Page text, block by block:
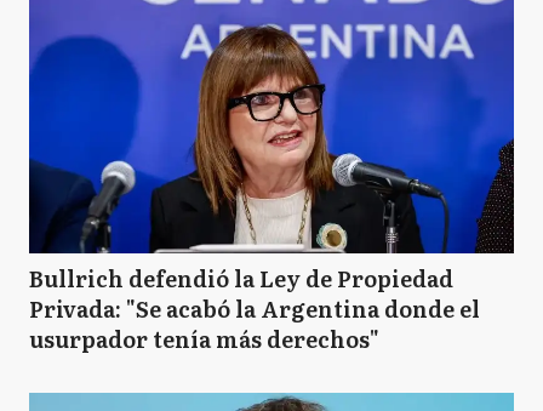
Bullrich defendió la Ley de Propiedad
Privada: "Se acabó la Argentina donde el
usurpador tenía más derechos"